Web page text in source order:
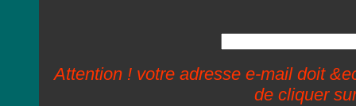
Attention ! votre adresse e-mail doit
de cliquer